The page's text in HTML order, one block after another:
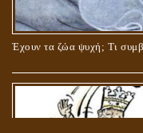
Έχουν τα ζώα ψυχή; Τι